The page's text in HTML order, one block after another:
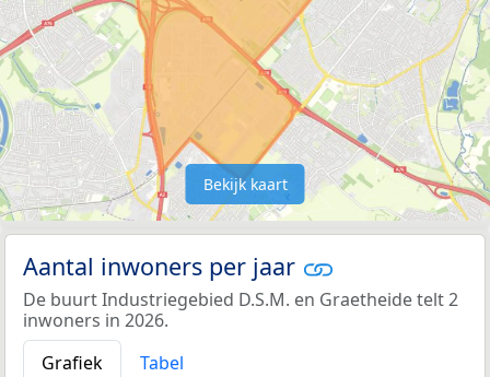
Bekijk kaart
Aantal inwoners per jaar
De buurt Industriegebied D.S.M. en Graetheide telt 2
inwoners in 2026.
Grafiek
Tabel